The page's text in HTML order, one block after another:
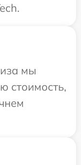
мы
стоимость,